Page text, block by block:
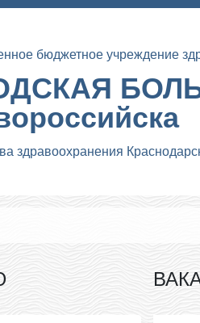
бюджетное учреждение
здравоохранения